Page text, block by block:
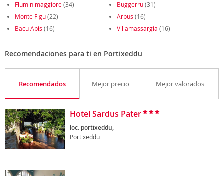
Fluminimaggiore(34) Buggerru(31)
Monte Figu(22) Arbus (16)
Bacu Abis (16) Villamassargia (16)
Recomendaciones para ti en Portixeddu
Recomendados Mejor precio Mejor valorados
Hotel Sardus Pater
loc. portixeddu,
Portixeddu